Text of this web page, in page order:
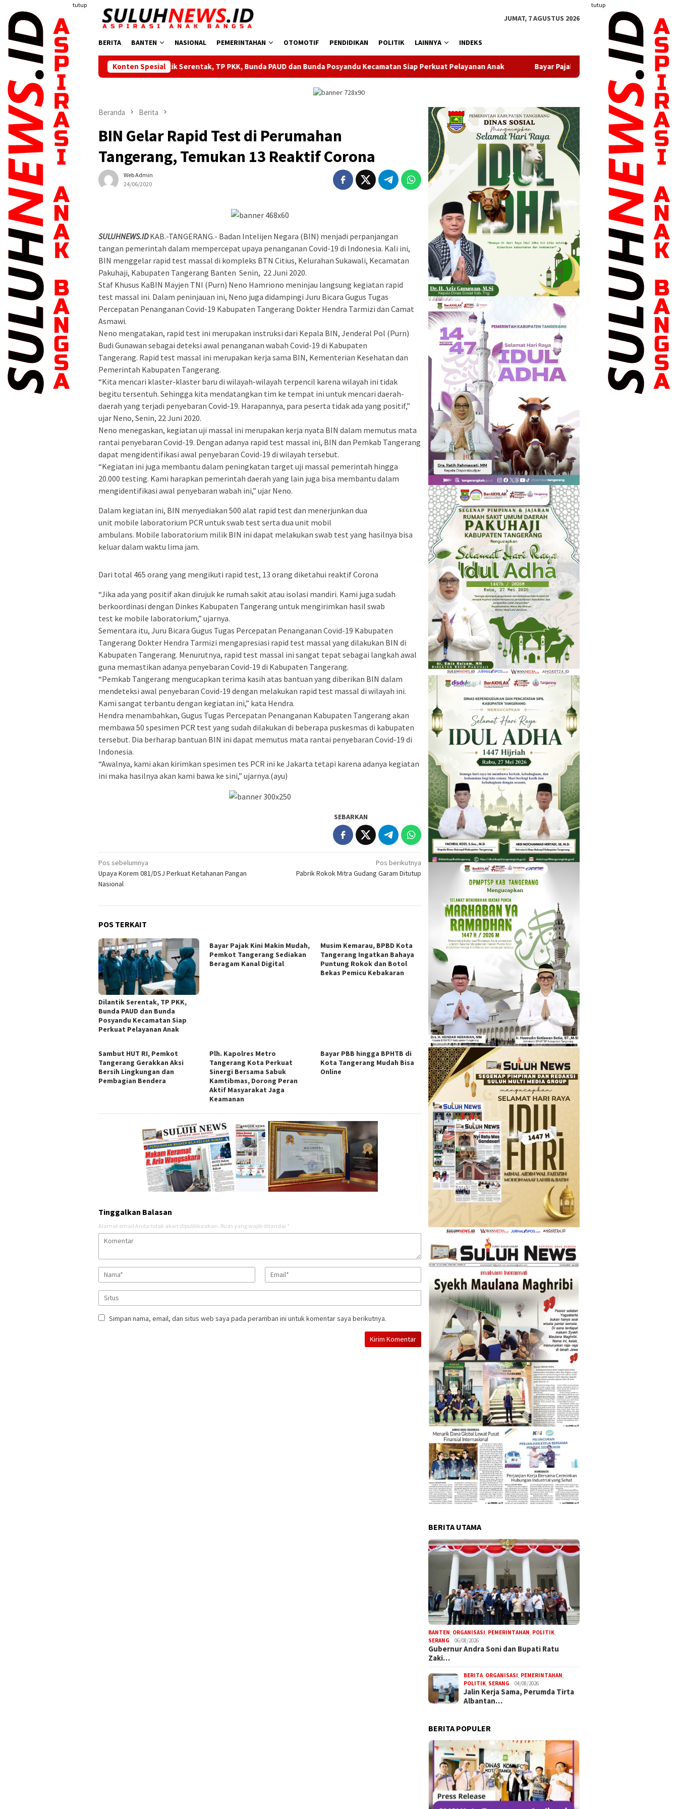
konten
tutup tutup
JUMAT, 7 AGUSTUS 2026
BERITA BANTEN NASIONAL PEMERINTAHAN OTOMOTIF PENDIDIKAN POLITIK LAINNYA INDEKS
Konten Spesial
Dilantik Serentak, TP PKK, Bunda PAUD dan Bunda Posyandu Kecamatan Siap Perkuat Pelayanan Anak Bayar Pajak Kini Makin Mudah, Pemkot Tangerang Sediakan
Beranda Berita
BIN Gelar Rapid Test di Perumahan
Tangerang, Temukan 13 Reaktif Corona
Web Admin
24/06/2020
SULUHNEWS.IDKAB.-TANGERANG.- Badan Intelijen Negara (BIN) menjadi perpanjangan
tangan pemerintah dalam mempercepat upaya penanganan Covid-19 di Indonesia. Kali ini,
BIN menggelar rapid test massal di kompleks BTN Citius, Kelurahan Sukawali, Kecamatan
Pakuhaji, Kabupaten Tangerang Banten Senin, 22 Juni 2020.
Staf Khusus KaBIN Mayjen TNI (Purn) Neno Hamriono meninjau langsung kegiatan rapid
test massal ini. Dalam peninjauan ini, Neno juga didampingi Juru Bicara Gugus Tugas
Percepatan Penanganan Covid-19 Kabupaten Tangerang Dokter Hendra Tarmizi dan Camat
Asmawi.
Neno mengatakan, rapid test ini merupakan instruksi dari Kepala BIN, Jenderal Pol (Purn)
Budi Gunawan sebagai deteksi awal penanganan wabah Covid-19 di Kabupaten
Tangerang. Rapid test massal ini merupakan kerja sama BIN, Kementerian Kesehatan dan
Pemerintah Kabupaten Tangerang.
“Kita mencari klaster-klaster baru di wilayah-wilayah terpencil karena wilayah ini tidak
begitu tersentuh. Sehingga kita mendatangkan tim ke tempat ini untuk mencari daerah-
daerah yang terjadi penyebaran Covid-19. Harapannya, para peserta tidak ada yang positif,”
ujar Neno, Senin, 22 Juni 2020.
Neno menegaskan, kegiatan uji massal ini merupakan kerja nyata BIN dalam memutus mata
rantai penyebaran Covid-19. Dengan adanya rapid test massal ini, BIN dan Pemkab Tangerang
dapat mengidentifikasi awal penyebaran Covid-19 di wilayah tersebut.
“Kegiatan ini juga membantu dalam peningkatan target uji massal pemerintah hingga
20.000 testing. Kami harapkan pemerintah daerah yang lain juga bisa membantu dalam
mengidentifikasi awal penyebaran wabah ini,” ujar Neno.
Dalam kegiatan ini, BIN menyediakan 500 alat rapid test dan menerjunkan dua
unit mobile laboratorium PCR untuk swab test serta dua unit mobil
ambulans. Mobile laboratorium milik BIN ini dapat melakukan swab test yang hasilnya bisa
keluar dalam waktu lima jam.
Dari total 465 orang yang mengikuti rapid test, 13 orang diketahui reaktif Corona
“Jika ada yang positif akan dirujuk ke rumah sakit atau isolasi mandiri. Kami juga sudah
berkoordinasi dengan Dinkes Kabupaten Tangerang untuk mengirimkan hasil swab
test ke mobile laboratorium,” ujarnya.
Sementara itu, Juru Bicara Gugus Tugas Percepatan Penanganan Covid-19 Kabupaten
Tangerang Dokter Hendra Tarmizi mengapresiasi rapid test massal yang dilakukan BIN di
Kabupaten Tangerang. Menurutnya, rapid test massal ini sangat tepat sebagai langkah awal
guna memastikan adanya penyebaran Covid-19 di Kabupaten Tangerang.
“Pemkab Tangerang mengucapkan terima kasih atas bantuan yang diberikan BIN dalam
mendeteksi awal penyebaran Covid-19 dengan melakukan rapid test massal di wilayah ini.
Kami sangat terbantu dengan kegiatan ini,” kata Hendra.
Hendra menambahkan, Gugus Tugas Percepatan Penanganan Kabupaten Tangerang akan
membawa 50 spesimen PCR test yang sudah dilakukan di beberapa puskesmas di kabupaten
tersebut. Dia berharap bantuan BIN ini dapat memutus mata rantai penyebaran Covid-19 di
Indonesia.
“Awalnya, kami akan kirimkan spesimen tes PCR ini ke Jakarta tetapi karena adanya kegiatan
ini maka hasilnya akan kami bawa ke sini,” ujarnya.(ayu)
SEBARKAN
Navigasi
pos
Pos sebelumnya
Upaya Korem 081/DSJ Perkuat Ketahanan Pangan
Nasional
Pos berikutnya
Pabrik Rokok Mitra Gudang Garam Ditutup
POS TERKAIT
Dilantik Serentak, TP PKK,
Bunda PAUD dan Bunda
Posyandu Kecamatan Siap
Perkuat Pelayanan Anak
Bayar Pajak Kini Makin Mudah,
Pemkot Tangerang Sediakan
Beragam Kanal Digital
Musim Kemarau, BPBD Kota
Tangerang Ingatkan Bahaya
Puntung Rokok dan Botol
Bekas Pemicu Kebakaran
Sambut HUT RI, Pemkot
Tangerang Gerakkan Aksi
Bersih Lingkungan dan
Pembagian Bendera
Plh. Kapolres Metro
Tangerang Kota Perkuat
Sinergi Bersama Sabuk
Kamtibmas, Dorong Peran
Aktif Masyarakat Jaga
Keamanan
Bayar PBB hingga BPHTB di
Kota Tangerang Mudah Bisa
Online
Tinggalkan Balasan
Alamat email Anda tidak akan dipublikasikan. Ruas yang wajib ditandai *
Simpan nama, email, dan situs web saya pada peramban ini untuk komentar saya berikutnya.
BERITA UTAMA
BANTEN ORGANISASI PEMERINTAHAN POLITIK
SERANG
06/08/2026
Gubernur Andra Soni dan Bupati Ratu
Zaki…
BERITA ORGANISASI PEMERINTAHAN
POLITIK SERANG 04/08/2026
Jalin Kerja Sama, Perumda Tirta
Albantan…
BERITA POPULER